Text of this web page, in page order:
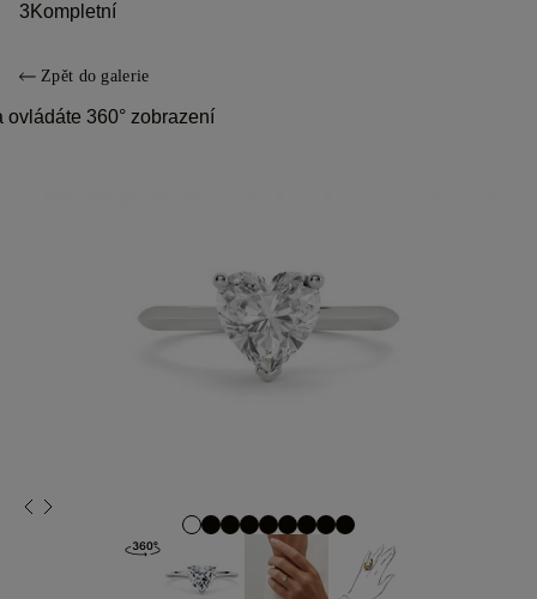
3 Kompletní
Zpět do galerie
360° zobrazení